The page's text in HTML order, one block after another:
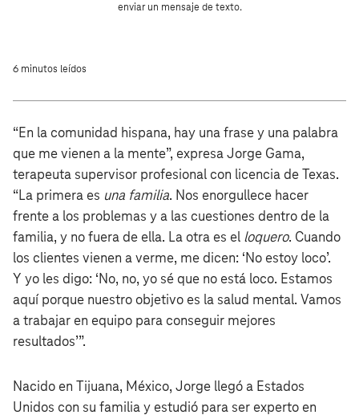
enviar un mensaje de texto.
6 minutos leídos
“En la comunidad hispana, hay una frase y una palabra
que me vienen a la mente”, expresa Jorge Gama,
terapeuta supervisor profesional con licencia de Texas.
“La primera es una familia. Nos enorgullece hacer
frente a los problemas y a las cuestiones dentro de la
familia, y no fuera de ella. La otra es el loquero. Cuando
los clientes vienen a verme, me dicen: ‘No estoy loco’.
Y yo les digo: ‘No, no, yo sé que no está loco. Estamos
aquí porque nuestro objetivo es la salud mental. Vamos
a trabajar en equipo para conseguir mejores
resultados’”.
Nacido en Tijuana, México, Jorge llegó a Estados
Unidos con su familia y estudió para ser experto en